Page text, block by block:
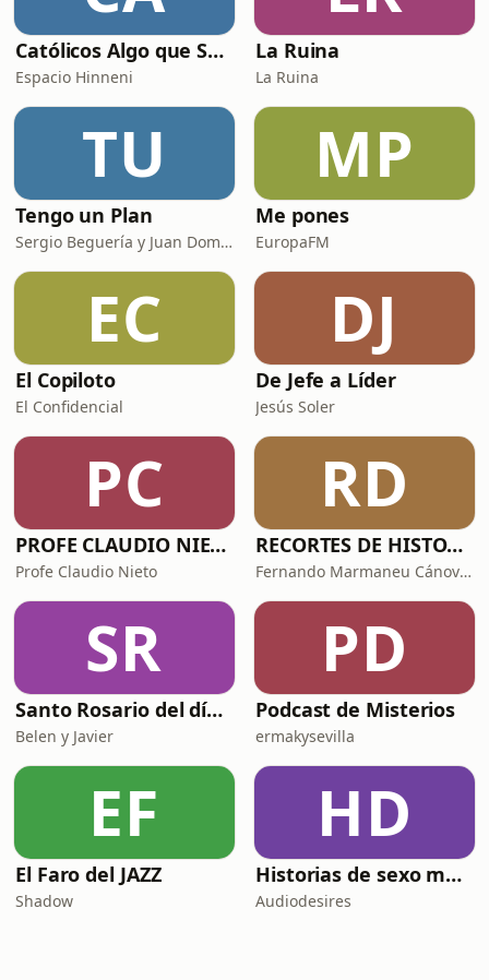
LA ESQUINA 01:05:30 INSPIR
Católicos Algo que Saber
Espacio Hinneni
La Ruina
La Ruina
TU
Tengo un Plan
Sergio Beguería y Juan Domínguez
MP
Me pones
EuropaFM
EC
El Copiloto
El Confidencial
DJ
De Jefe a Líder
Jesús Soler
PC
PROFE CLAUDIO NIETO
Profe Claudio Nieto
RD
RECORTES DE HISTORIA Y CIENCIA
Fernando Marmaneu Cánovas
SR
Santo Rosario del día. 🙏 Reza con nosotros en castellano 🇪🇸
Belen y Javier
PD
Podcast de Misterios
ermakysevilla
EF
El Faro del JAZZ
Shadow
HD
Historias de sexo muy intensas y calientes
Audiodesires